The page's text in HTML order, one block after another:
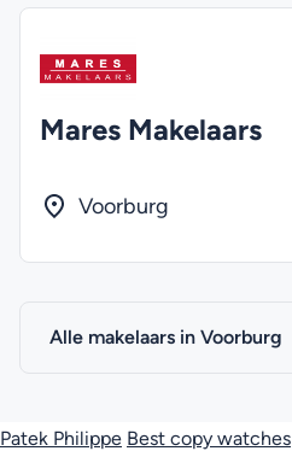
Mares Makelaars
Voorburg
Alle makelaars in Voorburg
Patek Philippe Best copy watches